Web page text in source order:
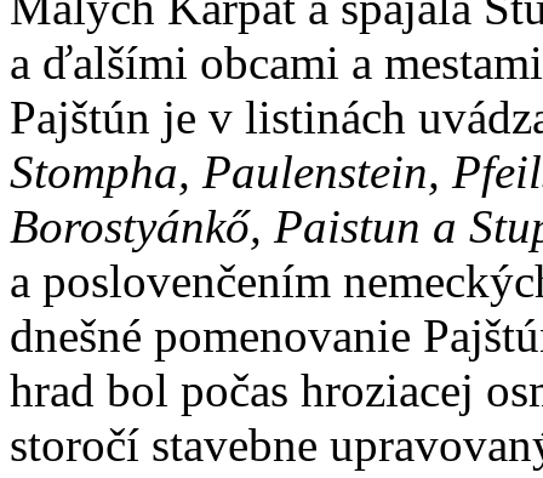
a ďalšími obcami a
Pajštún je v listinách
Stompha, Paulenstein,
Borostyánkő, Paistun a
a poslovenčením
dnešné pomenovanie
hrad bol počas hroziacej
storočí stavebne